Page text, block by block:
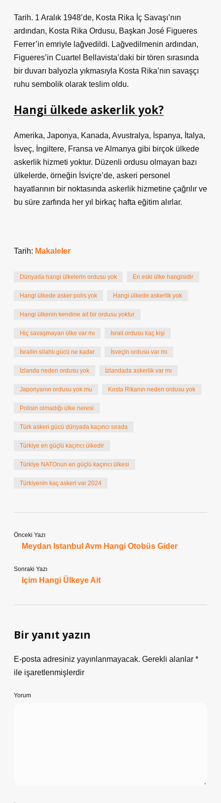
Tarih. 1 Aralık 1948’de, Kosta Rika İç Savaşı’nın
ardından, Kosta Rika Ordusu, Başkan José Figueres
Ferrer’in emriyle lağvedildi. Lağvedilmenin ardından,
Figueres’in Cuartel Bellavista’daki bir tören sırasında
bir duvarı balyozla yıkmasıyla Kosta Rika’nın savaşçı
ruhu sembolik olarak teslim oldu.
Hangi ülkede askerlik yok?
Amerika, Japonya, Kanada, Avustralya, İspanya, İtalya,
İsveç, İngiltere, Fransa ve Almanya gibi birçok ülkede
askerlik hizmeti yoktur. Düzenli ordusu olmayan bazı
ülkelerde, örneğin İsviçre’de, askeri personel
hayatlarının bir noktasında askerlik hizmetine çağrılır ve
bu süre zarfında her yıl birkaç hafta eğitim alırlar.
Tarih: Makaleler
Dünyada hangi ülkelerin ordusu yok En eski ülke hangisidir
Hangi ülkede asker polis yok Hangi ülkede askerlik yok
Hangi ülkenin kendine ait bir ordusu yoktur
Hiç savaşmayan ülke var mı İsrail ordusu kaç kişi
İsrailin silahlı gücü ne kadar İsveçin ordusu var mı
İzlanda neden ordusu yok İzlandada askerlik var mı
Japonyanın ordusu yok mu Kosta Rikanın neden ordusu yok
Polisin olmadığı ülke neresi
Türk askeri gücü dünyada kaçıncı sırada
Türkiye en güçlü kaçıncı ülkedir
Türkiye NATOnun en güçlü kaçıncı ülkesi
Türkiyenin kaç askeri var 2024
Önceki Yazı
Meydan Istanbul Avm Hangi Otobüs Gider
Sonraki Yazı
Içim Hangi Ülkeye Ait
Bir yanıt yazın
E-posta adresiniz yayınlanmayacak. Gerekli alanlar *
ile işaretlenmişlerdir
Yorum